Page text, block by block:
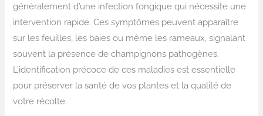
généralement d’une infection fongique qui nécessite une
intervention rapide. Ces symptômes peuvent apparaître
sur les feuilles, les baies ou même les rameaux, signalant
souvent la présence de champignons pathogènes.
L’identification précoce de ces maladies est essentielle
pour préserver la santé de vos plantes et la qualité de
votre récolte.